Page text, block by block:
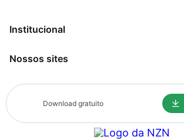
Download gratuito
Institucional
Sobre
Contato
Política de Privacidade
Nossos sites
TecMundo